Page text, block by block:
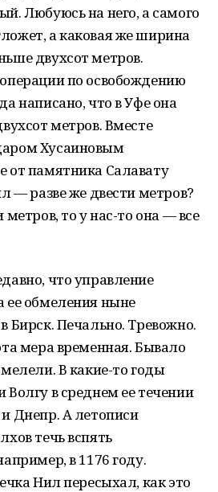
Любуюсь на него, а самого
а каковая же ширина
двухсот метров.
по освобождению
написано, что в Уфе она
метров. Вместе
Хусаиновым
от памятника Салавату
— разве же двести метров?
метров, то у нас-то она — все
что управление
ее обмеления ныне
Бирск. Печально. Тревожно.
мера временная. Бывало
В какие-то годы
Волгу в среднем ее течении
Днепр. А летописи
течь вспять
в 1176 году.
Нил пересыхал, как это